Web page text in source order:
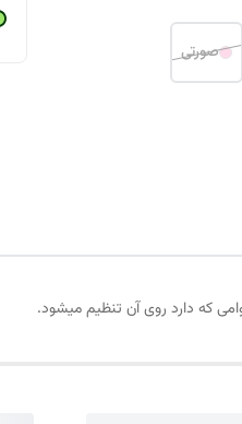
صورتی
که دارد روی آن تنظیم میشود.